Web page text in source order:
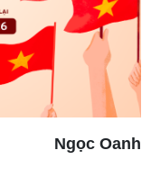
Ngọc Oanh